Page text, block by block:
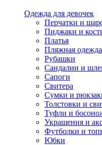
Одежда для девочек
Перчатки и
Пиджаки и
Платья
Пляжная одежда
Рубашки
Сандалии и
Сапоги
Свитера
Сумки и
Толстовки и
Туфли и
Украшения и
Футболки и
Юбки